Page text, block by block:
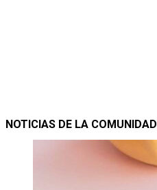
NOTICIAS DE LA COMUNIDAD